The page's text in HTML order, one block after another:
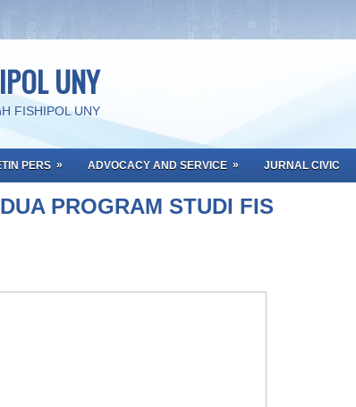
UNY
FISHIPOL UNY
PERS » ADVOCACY AND SERVICE » JURNAL CIVIC
PROGRAM STUDI FIS